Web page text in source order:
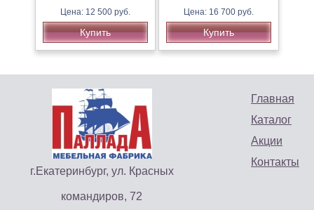
Цена: 12 500 руб.
Купить
Цена: 16 700 руб.
Купить
Главная
Каталог
Акции
Контакты
г.Екатеринбург, ул. Красных
командиров, 72